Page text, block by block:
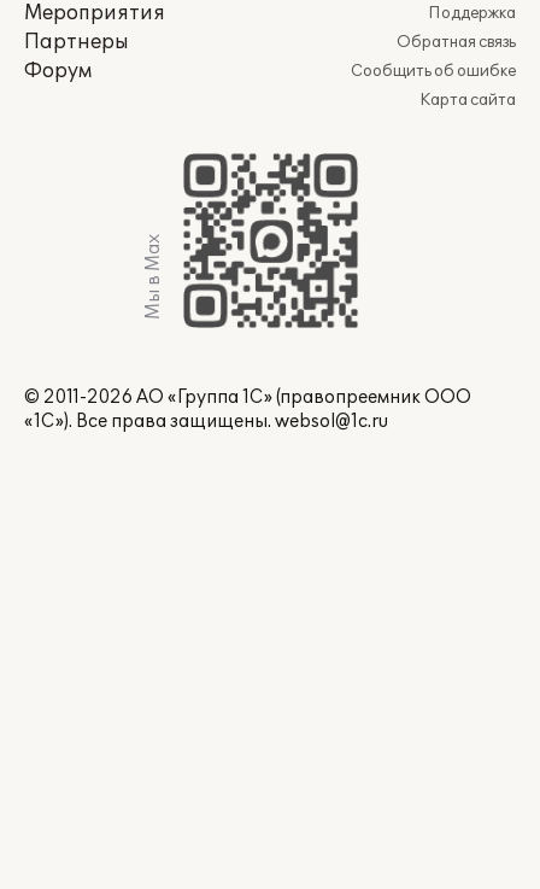
Мероприятия
Партнеры
Форум
Поддержка
Обратная связь
Сообщить об ошибке
Карта сайта
Мы в Max
© 2011-2026 АО «Группа 1С» (правопреемник ООО
«1С»). Все права защищены. websol@1c.ru